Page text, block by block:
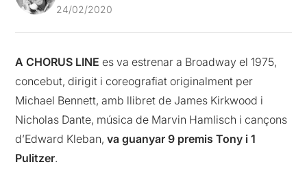
24/02/2020
A CHORUS LINE es va estrenar a Broadway el 1975,
concebut, dirigit i coreografiat originalment per
Michael Bennett, amb llibret de James Kirkwood i
Nicholas Dante, música de Marvin Hamlisch i cançons
d’Edward Kleban, va guanyar 9 premis Tony i 1
Pulitzer.